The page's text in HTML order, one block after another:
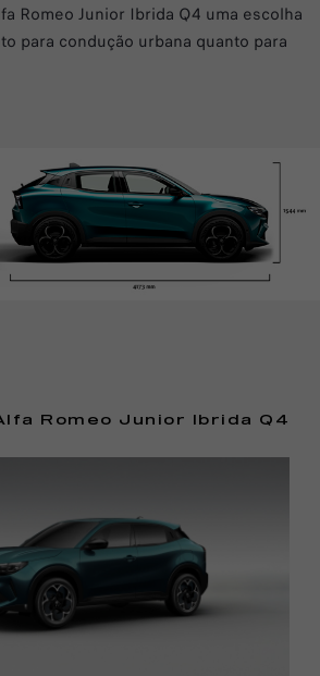
Romeo Junior Ibrida Q4 uma escolha
para condução urbana quanto para
Romeo Junior Ibrida Q4